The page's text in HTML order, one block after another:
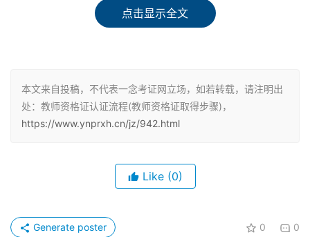
考教师资格证一般是要通过的流程为：笔试报名、准考证打
试。
教师资格证是怎么考的
大部分省份一年2次考试，上半年安排在3月份，下半年安
分制的70分为通过。
点击显示全文
本文来自投稿，不代表一念考证网立场，如若转载，请注明出
处：教师资格证认证流程(教师资格证取得步骤)，
https://www.ynprxh.cn/jz/942.html
Like (0)
0 0
Generate poster